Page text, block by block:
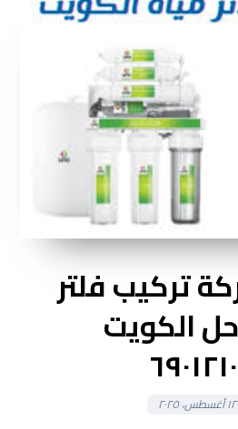
تركيب فلتر
الكويت
١٢ أغسطس، ٢٠٢٥